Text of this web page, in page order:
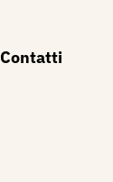
Contatti